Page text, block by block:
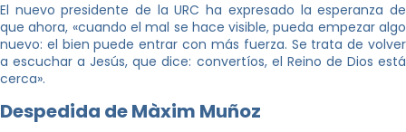
El nuevo presidente de la URC ha expresado la esperanza de
que ahora, «cuando el mal se hace visible, pueda empezar algo
nuevo: el bien puede entrar con más fuerza. Se trata de volver
a escuchar a Jesús, que dice: convertíos, el Reino de Dios está
cerca».
Despedida de Màxim Muñoz